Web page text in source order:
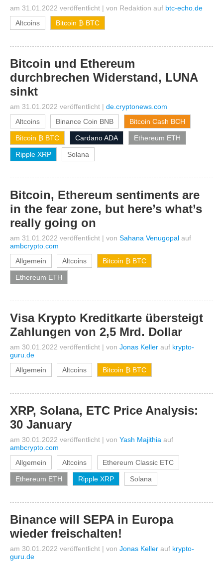
am 31.01.2022 veröffentlicht | von Redaktion auf btc-echo.de
Altcoins
Bitcoin ₿ BTC
Bitcoin und Ethereum
durchbrechen Widerstand, LUNA
sinkt
am 31.01.2022 veröffentlicht | de.cryptonews.com
Altcoins
Binance Coin BNB Bitcoin Cash BCH
Bitcoin ₿ BTC Cardano ADA Ethereum ETH
Ripple XRP Solana
Bitcoin, Ethereum sentiments are
in the fear zone, but here’s what’s
really going on
am 31.01.2022 veröffentlicht | von Sahana Venugopal auf
ambcrypto.com
Allgemein
Altcoins Bitcoin ₿ BTC
Ethereum ETH
Visa Krypto Kreditkarte übersteigt
Zahlungen von 2,5 Mrd. Dollar
am 30.01.2022 veröffentlicht | von Jonas Keller auf krypto-
guru.de
Allgemein
Altcoins Bitcoin ₿ BTC
XRP, Solana, ETC Price Analysis:
30 January
am 30.01.2022 veröffentlicht | von Yash Majithia auf
ambcrypto.com
Allgemein
Altcoins Ethereum Classic ETC
Ethereum ETH Ripple XRP Solana
Binance will SEPA in Europa
wieder freischalten!
am 30.01.2022 veröffentlicht | von Jonas Keller auf krypto-
guru.de